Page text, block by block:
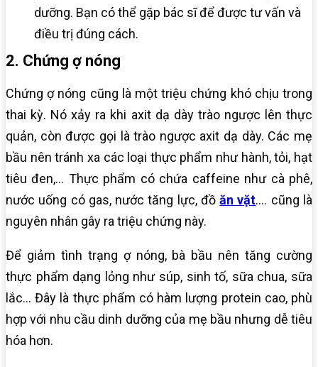
dưỡng. Bạn có thể gặp bác sĩ để được tư vấn và
điều trị đúng cách.
2. Chứng ợ nóng
Chứng ợ nóng cũng là một triệu chứng khó chịu trong
thai kỳ. Nó xảy ra khi axit dạ dày trào ngược lên thực
quản, còn được gọi là trào ngược axit dạ dày. Các mẹ
bầu nên tránh xa các loại thực phẩm như hành, tỏi, hạt
tiêu đen,… Thực phẩm có chứa caffeine như cà phê,
nước uống có gas, nước tăng lực, đồăn vặt…. cũng là
nguyên nhân gây ra triệu chứng này.
Để giảm tình trạng ợ nóng, bà bầu nên tăng cường
thực phẩm dạng lỏng như súp, sinh tố, sữa chua, sữa
lắc… Đây là thực phẩm có hàm lượng protein cao, phù
hợp với nhu cầu dinh dưỡng của mẹ bầu nhưng dễ tiêu
hóa hơn.